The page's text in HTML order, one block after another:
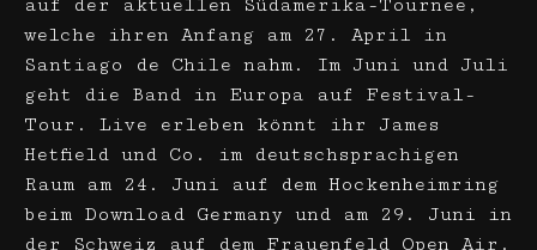
auf der aktuellen Südamerika-Tournee,
welche ihren Anfang am 27. April in
Santiago de Chile nahm. Im Juni und Juli
geht die Band in Europa auf Festival-
Tour. Live erleben könnt ihr James
Hetfield und Co. im deutschsprachigen
Raum am 24. Juni auf dem Hockenheimring
beim Download Germany und am 29. Juni in
der Schweiz auf dem Frauenfeld Open Air.